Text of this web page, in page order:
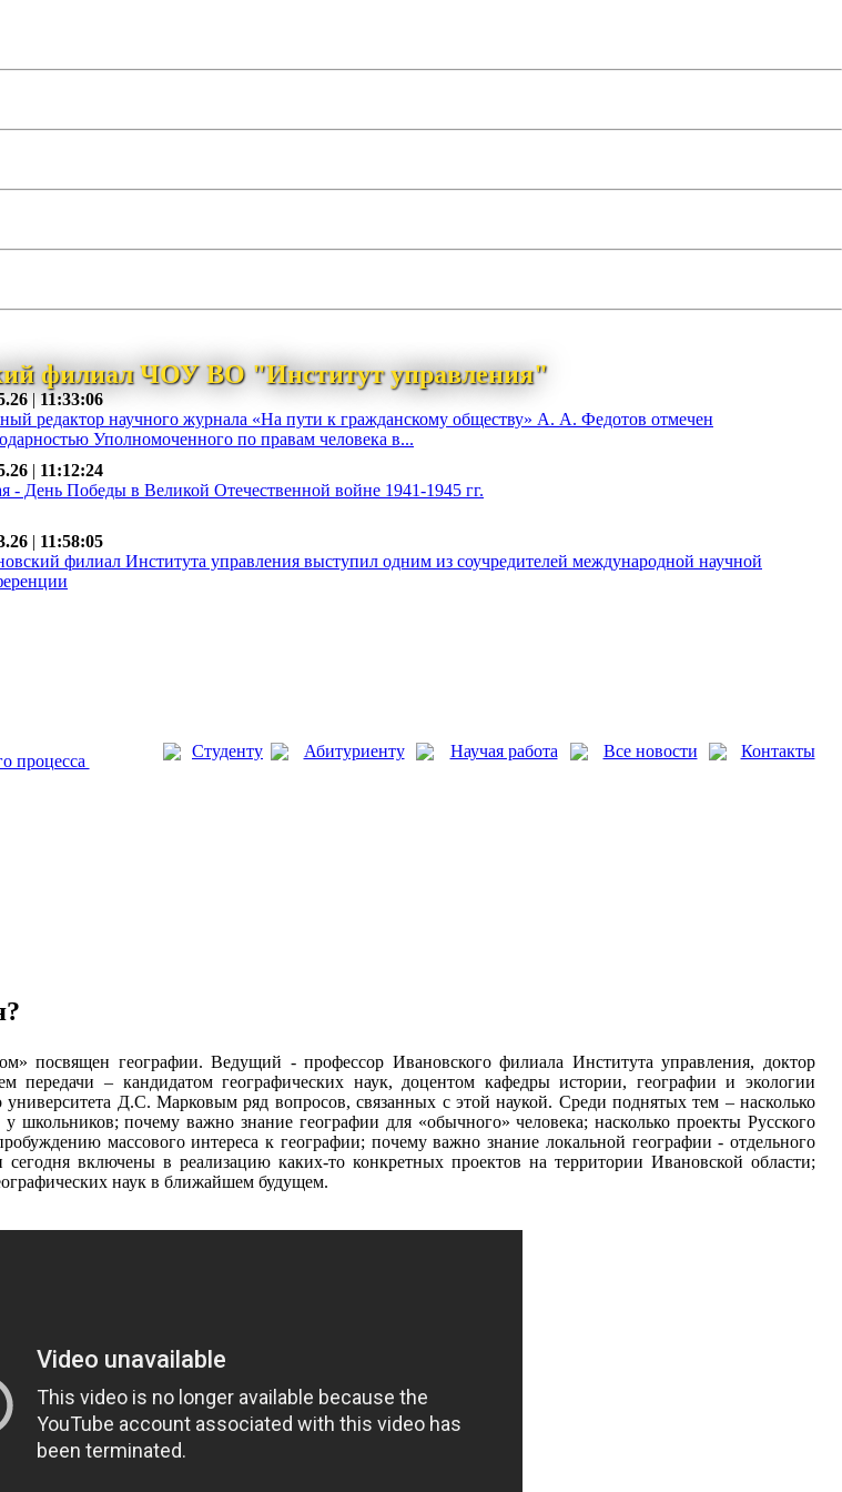
филиал ЧОУ ВО "Институт управления"
| 11:33:06
редактор научного журнала «На пути к гражданскому обществу» А. А. Федотов отмечен
Уполномоченного по правам человека в...
| 11:12:24
- День Победы в Великой Отечественной войне 1941-1945 гг.
| 11:58:05
филиал Института управления выступил одним из соучредителей международной научной
процесса
Студенту Абитуриенту Научая работа Все новости Контакты
посвящен географии. Ведущий - профессор Ивановского филиала Института управления, доктор
передачи – кандидатом географических наук, доцентом кафедры истории, географии и экологии
Д.С. Марковым ряд вопросов, связанных с этой наукой. Среди поднятых тем – насколько
школьников; почему важно знание географии для «обычного» человека; насколько проекты Русского
массового интереса к географии; почему важно знание локальной географии - отдельного
сегодня включены в реализацию каких-то конкретных проектов на территории Ивановской области;
наук в ближайшем будущем.